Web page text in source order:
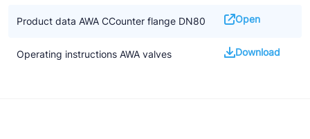
Product data AWA CCounter flange DN80 Open
Operating instructions AWA valves Download